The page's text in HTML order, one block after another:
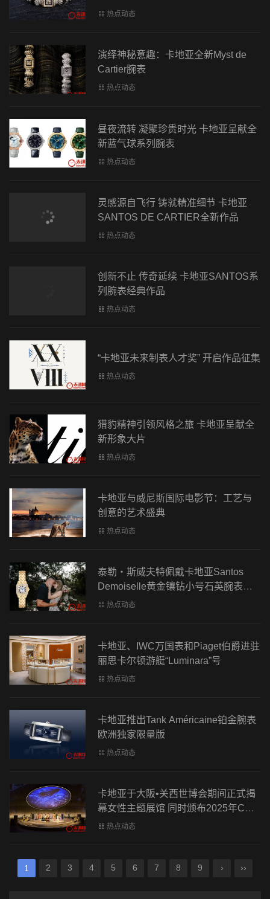
热点动态
演绎神秘意趣：卡地亚全新Myst de
Cartier腕表
热点动态
昼夜流转 凝聚珍贵时光 卡地亚呈献全
新蓝气球系列腕表
热点动态
灵感源自飞行 铸就精准细节 卡地亚
SANTOS DE CARTIER全新作品
热点动态
创新不止 传奇延续 卡地亚SANTOS系
列腕表经典作品
热点动态
“卡地亚未来制表人才奖” 开启作品征集
热点动态
猎豹精神引领风格之旅 卡地亚呈献全
新形象大片
热点动态
卡地亚与威尼斯国际电影节：工艺与
创意的艺术盛典
热点动态
泰勒・斯威夫特佩戴卡地亚Santos
Demoiselle黄金镶钻小号石英腕表官
宣订婚
热点动态
卡地亚、IWC万国表和Piaget伯爵进驻
丽思卡尔顿游艇“Luminara”号
热点动态
卡地亚推出Tank Américaine铂金腕表
欧洲独家限量版
热点动态
卡地亚于大阪•关西世博会期间正式揭
幕女性主题展馆 同时颁布2025年CWI
影响力奖
热点动态
1 2 3 4 5 6 7 8 9 › ››